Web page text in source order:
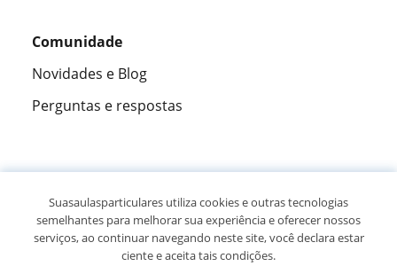
Comunidade
Novidades e Blog
Perguntas e respostas
305915opiniões de alunos
Suasaulasparticulares utiliza cookies e outras tecnologias
semelhantes para melhorar sua experiência e oferecer nossos
serviços, ao continuar navegando neste site, você declara estar
ciente e aceita tais condições.